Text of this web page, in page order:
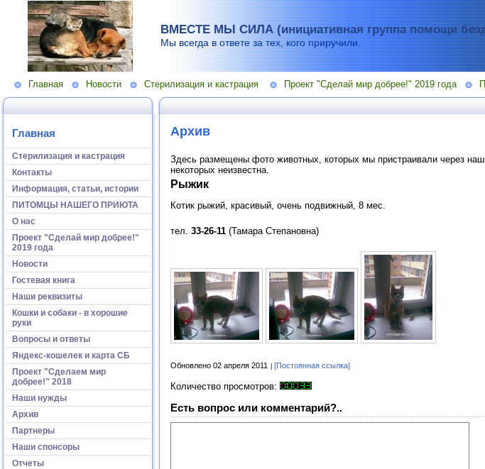
ВМЕСТЕ МЫ СИЛА (инициативная группа помощи
Мы всегда в ответе за тех, кого приручили.
Главная Новости Стерилизация и кастрация Проект "Сделай мир добрее!" 2019 года
Главная
Стерилизация и кастрация
Контакты
Информация, статьи, истории
ПИТОМЦЫ НАШЕГО ПРИЮТА
О нас
Проект "Сделай мир добрее!"
2019 года
Новости
Гостевая книга
Наши реквизиты
Кошки и собаки - в хорошие
руки
Вопросы и ответы
Яндекс-кошелек и карта СБ
Проект "Сделаем мир
добрее!" 2018
Наши нужды
Архив
Партнеры
Наши спонсоры
Отчеты
Архив
Здесь размещены фото животных, которых мы пристраивали через
некоторых неизвестна.
Рыжик
Котик рыжий, красивый, очень подвижный, 8 мес.
тел. 33-26-11 (Тамара Степановна)
Обновлено 02 апреля 2011 [Постоянная ссылка]
Количество просмотров:
Есть вопрос или комментарий?..